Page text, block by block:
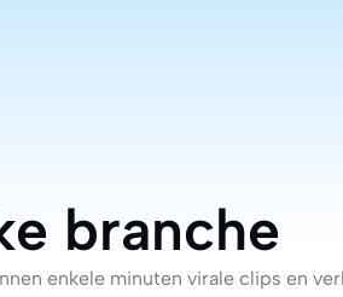
branche
enkele minuten virale clips en